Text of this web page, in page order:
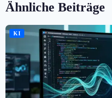
Ähnliche Beiträge
KI